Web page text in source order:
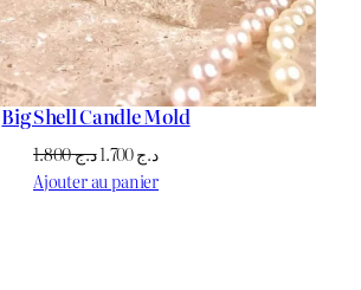
Big Shell Candle Mold
د.ج1.800
Le
prix
د.ج1.700
Le
prix
Ajouter au panier